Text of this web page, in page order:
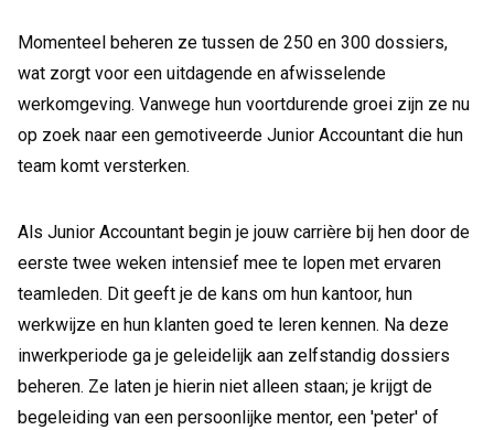
Momenteel beheren ze tussen de 250 en 300 dossiers,
wat zorgt voor een uitdagende en afwisselende
werkomgeving. Vanwege hun voortdurende groei zijn ze nu
op zoek naar een gemotiveerde Junior Accountant die hun
team komt versterken.
Als Junior Accountant begin je jouw carrière bij hen door de
eerste twee weken intensief mee te lopen met ervaren
teamleden. Dit geeft je de kans om hun kantoor, hun
werkwijze en hun klanten goed te leren kennen. Na deze
inwerkperiode ga je geleidelijk aan zelfstandig dossiers
beheren. Ze laten je hierin niet alleen staan; je krijgt de
begeleiding van een persoonlijke mentor, een 'peter' of